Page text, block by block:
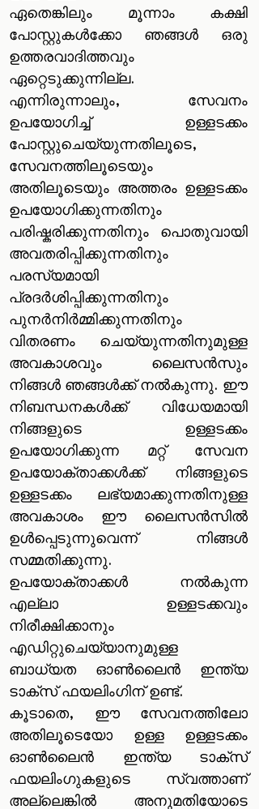
ഏതെങ്കിലും മൂന്നാം കക്ഷി
പോസ്റ്റുകൾക്കോ ഞങ്ങൾ ഒരു
ഉത്തരവാദിത്തവും
ഏറ്റെടുക്കുന്നില്ല.
എന്നിരുന്നാലും, സേവനം
ഉപയോഗിച്ച് ഉള്ളടക്കം
പോസ്റ്റുചെയ്യുന്നതിലൂടെ,
സേവനത്തിലൂടെയും
അതിലൂടെയും അത്തരം ഉള്ളടക്കം
ഉപയോഗിക്കുന്നതിനും
പരിഷ്കരിക്കുന്നതിനും പൊതുവായി
അവതരിപ്പിക്കുന്നതിനും
പരസ്യമായി
പ്രദർശിപ്പിക്കുന്നതിനും
പുനർനിർമ്മിക്കുന്നതിനും
വിതരണം ചെയ്യുന്നതിനുമുള്ള
അവകാശവും ലൈസൻസും
നിങ്ങൾ ഞങ്ങൾക്ക് നൽകുന്നു. ഈ
നിബന്ധനകൾക്ക് വിധേയമായി
നിങ്ങളുടെ ഉള്ളടക്കം
ഉപയോഗിക്കുന്ന മറ്റ് സേവന
ഉപയോക്താക്കൾക്ക് നിങ്ങളുടെ
ഉള്ളടക്കം ലഭ്യമാക്കുന്നതിനുള്ള
അവകാശം ഈ ലൈസൻസിൽ
ഉൾപ്പെടുന്നുവെന്ന് നിങ്ങൾ
സമ്മതിക്കുന്നു.
ഉപയോക്താക്കൾ നൽകുന്ന
എല്ലാ ഉള്ളടക്കവും
നിരീക്ഷിക്കാനും
എഡിറ്റുചെയ്യാനുമുള്ള
ബാധ്യത ഓൺ‌ലൈൻ ഇന്ത്യ
ടാക്സ് ഫയലിംഗിന് ഉണ്ട്.
കൂടാതെ, ഈ സേവനത്തിലോ
അതിലൂടെയോ ഉള്ള ഉള്ളടക്കം
ഓൺ‌ലൈൻ ഇന്ത്യ ടാക്സ്
ഫയലിംഗുകളുടെ സ്വത്താണ്
അല്ലെങ്കിൽ അനുമതിയോടെ